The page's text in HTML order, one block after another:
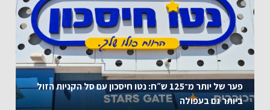
פער של יותר מ־125 ש״ח: נטו חיסכון עם סל הקניות הזול
ביותר גם בעפולה